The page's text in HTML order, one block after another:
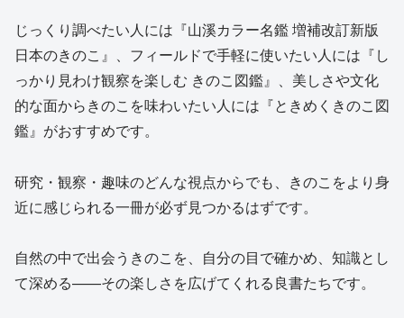
じっくり調べたい人には『山溪カラー名鑑 増補改訂新版
日本のきのこ』、フィールドで手軽に使いたい人には『し
っかり見わけ観察を楽しむ きのこ図鑑』、美しさや文化
的な面からきのこを味わいたい人には『ときめくきのこ図
鑑』がおすすめです。
研究・観察・趣味のどんな視点からでも、きのこをより身
近に感じられる一冊が必ず見つかるはずです。
自然の中で出会うきのこを、自分の目で確かめ、知識とし
て深める——その楽しさを広げてくれる良書たちです。